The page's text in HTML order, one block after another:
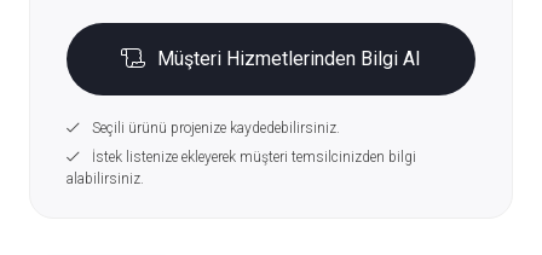
Müşteri Hizmetlerinden Bilgi Al
Seçili ürünü projenize kaydedebilirsiniz.
İstek listenize ekleyerek müşteri temsilcinizden bilgi
alabilirsiniz.